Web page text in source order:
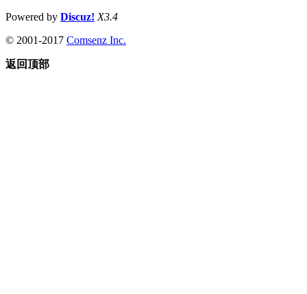
Powered by Discuz! X3.4
© 2001-2017 Comsenz Inc.
返回顶部